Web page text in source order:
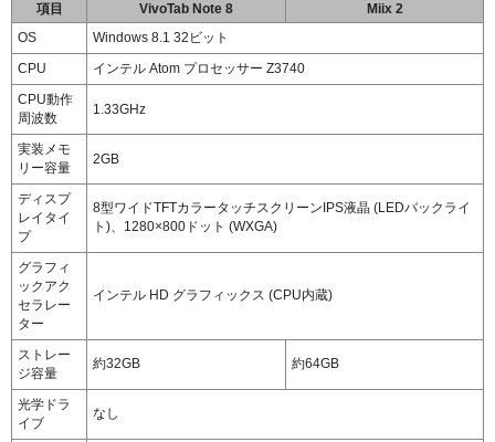
項目 VivoTab Note 8
Miix 2
OS
Windows 8.1 32ビット
CPU
インテル Atom プロセッサー Z3740
CPU動作
周波数
1.33GHz
実装メモ
リー容量
2GB
ディスプ
レイタイ
プ
8型ワイドTFTカラータッチスクリーンIPS液晶 (LEDバックライ
ト)、1280×800ドット (WXGA)
グラフィ
ックアク
セラレー
ター
インテル HD グラフィックス (CPU内蔵)
ストレー
ジ容量
約32GB 約64GB
光学ドラ
イブ
なし